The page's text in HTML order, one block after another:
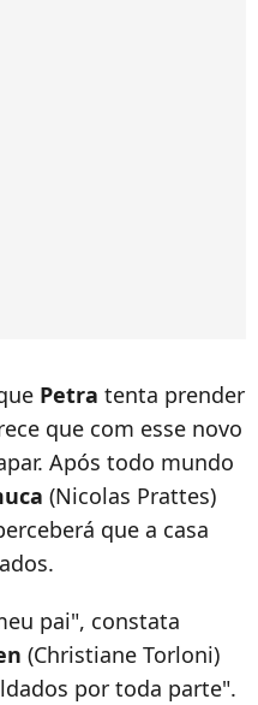
Petra tenta prender
que com esse novo
Após todo mundo
(Nicolas Prattes)
que a casa
pai", constata
(Christiane Torloni)
por toda parte".